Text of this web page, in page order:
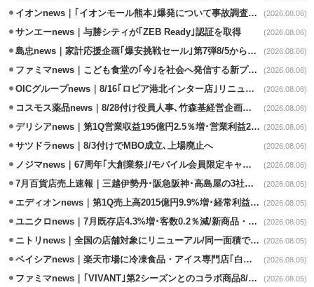
イオンnews｜｢イオンモール熊本｣爆発について事故調査委員会設置 (2026.08.06)
サンエーnews｜与勝シティが｢ZEB Ready｣認証を取得 (2026.08.06)
島忠news｜家計応援企画｢爆安挑戦セール｣第7弾8/5から開催 (2026.08.06)
ファミマnews｜こども食堂の｢今｣を社会へ発信する新プロジェクト始動 (2026.08.06)
OICグループnews｜8/16｢ロピア港北インター店｣リニューアル/食品売場拡大 (2026.08.06)
コスモス薬品news｜8/28付け役員人事､竹森基経営企画部長が昇格 (2026.08.06)
デリシアnews｜第1Q営業収益195億円2.5％増･営業利益27.8%減 (2026.08.06)
サツドラnews｜8/3付けでMBO成立､上場廃止へ (2026.08.06)
ノジマnews｜67周年｢大創業祭｣/モバイル会員限定キャンペーン実施 (2026.08.06)
7月百貨店売上速報｜三越伊勢丹･阪急阪神･高島屋の3社は増収 (2026.08.05)
エディオンnews｜第1Q売上高2015億円9.9%増･経常利益127.5%増 (2026.08.05)
ユニクロnews｜7月既存店4.3%増･客数0.2％減/新商品・夏物商品が好調 (2026.08.05)
ニトリnews｜全国の店舗対象にリニューアル/同一面積で品揃え24％拡大 (2026.08.05)
ベイシアnews｜楽天市場に冷凍食品・アイス専門店｢白くま屋｣オープン (2026.08.05)
ファミマnews｜｢VIVANT｣第2シーズンとのコラボ商品8/7発売 (2026.08.05)